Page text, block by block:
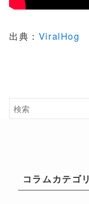
出典： ViralHog
コラムカテゴリ